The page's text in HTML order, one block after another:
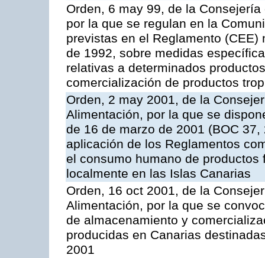
Orden, 6 may 99, de la
por la que se regulan en la
previstas en el Reglamento
de 1992, sobre medidas
relativas a determinados
comercialización de productos
Orden, 2 may 2001, de la
Alimentación, por la que se
de 16 de marzo de 2001 (BOC
aplicación de los Reglamentos
el consumo humano de
localmente en las Islas Canarias
Orden, 16 oct 2001, de la
Alimentación, por la que se
de almacenamiento y
producidas en Canarias
2001